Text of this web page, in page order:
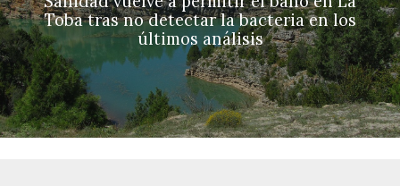
Toba tras no detectar la bacteria en los
últimos análisis